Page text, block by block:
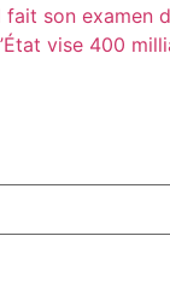
son examen
vise 400